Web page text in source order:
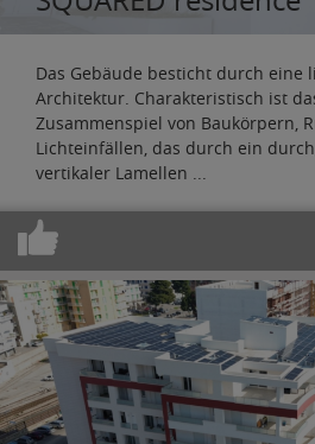
Das Gebäude besticht durch eine
Architektur. Charakteristisch ist
Zusammenspiel von Baukörpern,
Lichteinfällen, das durch ein
vertikaler Lamellen